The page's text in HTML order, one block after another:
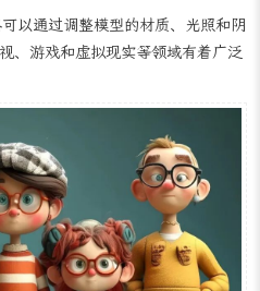
生动和逼真的视觉效果。
以通过调整模型的材质、光照和阴
、游戏和虚拟现实等领域有着广泛